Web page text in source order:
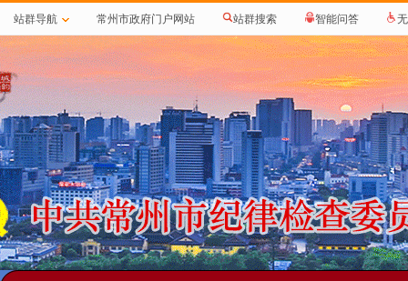
站群导航 常州市政府门户网站 站群搜索 智能问答